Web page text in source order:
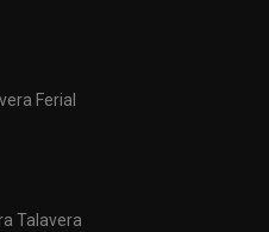
Ferial
Talavera